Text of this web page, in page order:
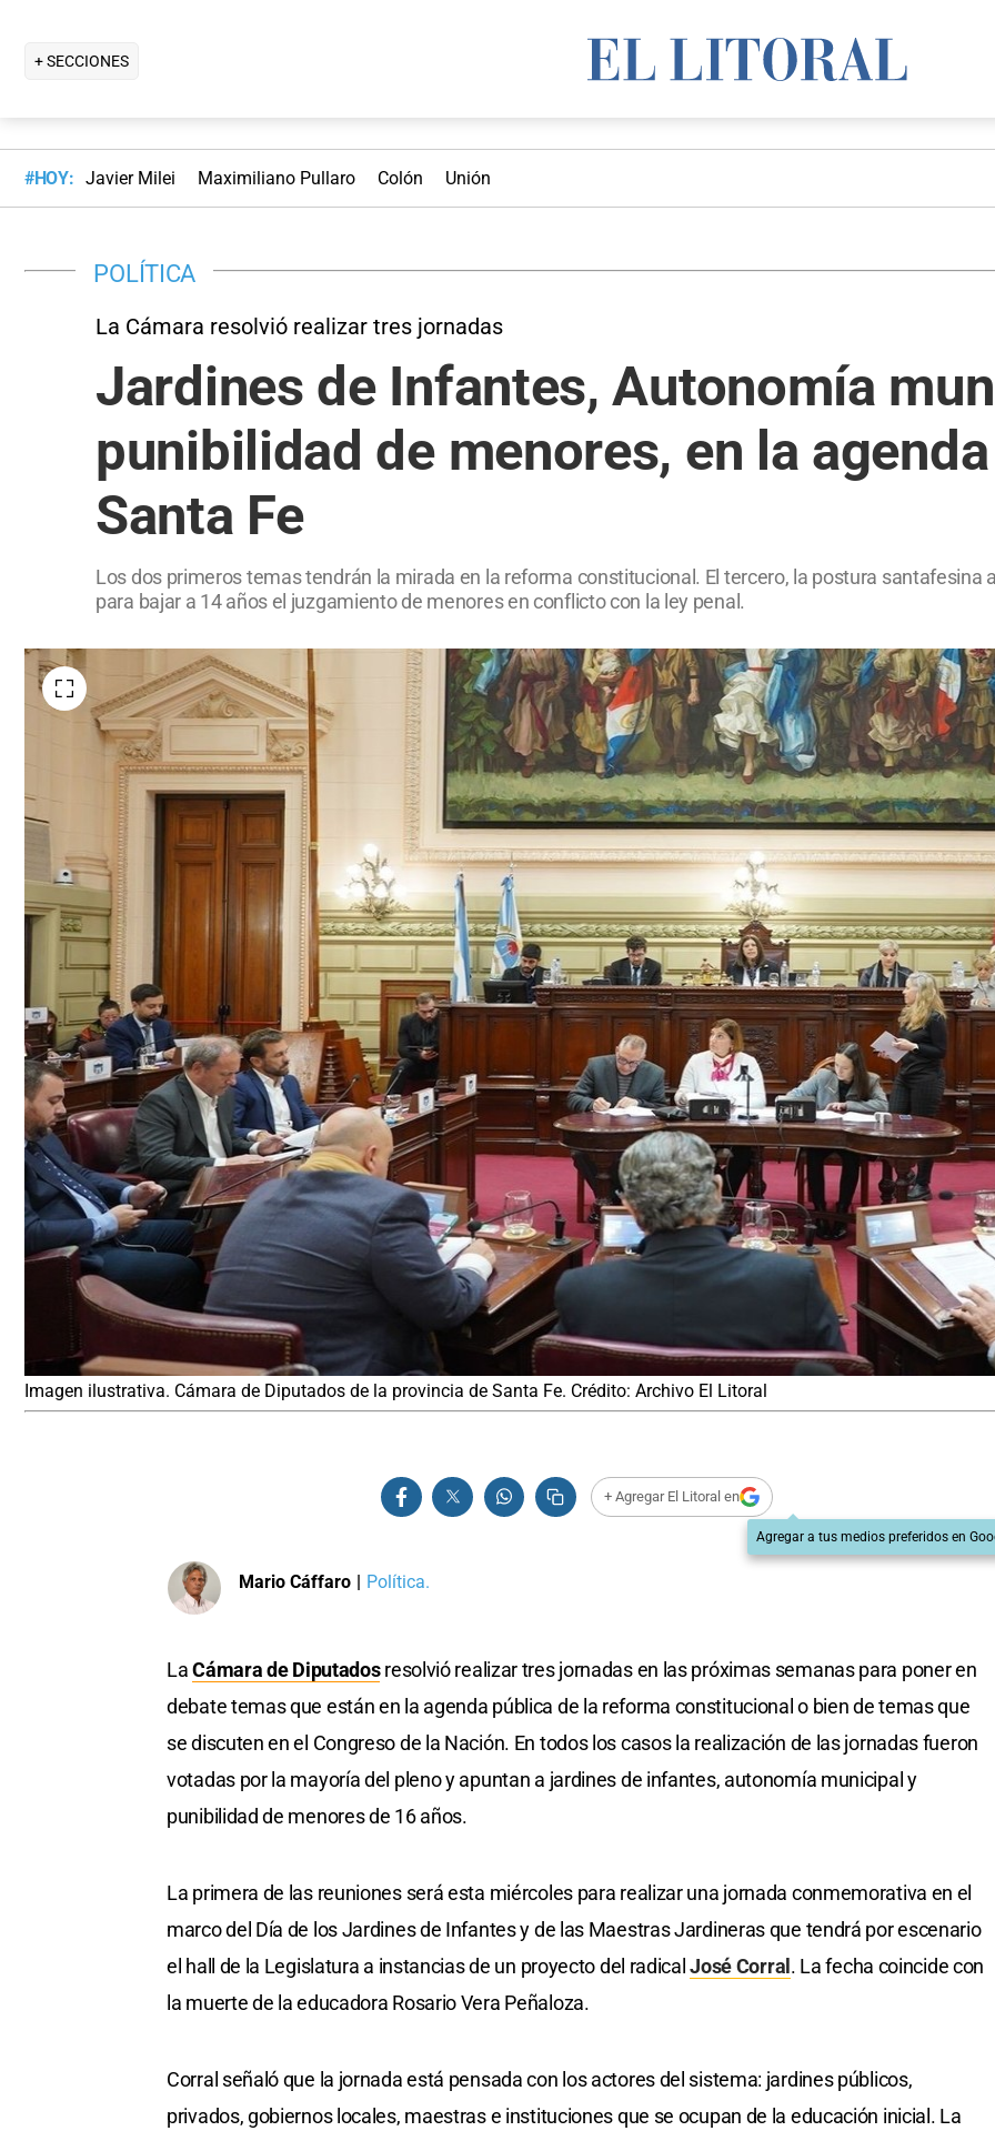
+ SECCIONES
#HOY: Javier Milei Maximiliano Pullaro Colón Unión
POLÍTICA
La Cámara resolvió realizar tres jornadas
Jardines de Infantes, Autonomía
punibilidad de menores, en la
Santa Fe
Los dos primeros temas tendrán la mirada en la reforma constitucional. El tercero, la postura santafesina
para bajar a 14 años el juzgamiento de menores en conflicto con la ley penal.
Imagen ilustrativa. Cámara de Diputados de la provincia de Santa Fe. Crédito: Archivo El Litoral
+ Agregar El Litoral en
Agregar a tus medios preferidos en
Mario Cáffaro | Política.
LaCámara de Diputadosresolvió realizar tres jornadas en las próximas semanas para poner en
debate temas que están en la agenda pública de la reforma constitucional o bien de temas que
se discuten en el Congreso de la Nación. En todos los casos la realización de las jornadas fueron
votadas por la mayoría del pleno y apuntan a jardines de infantes, autonomía municipal y
punibilidad de menores de 16 años.
La primera de las reuniones será esta miércoles para realizar una jornada conmemorativa en el
marco del Día de los Jardines de Infantes y de las Maestras Jardineras que tendrá por escenario
el hall de la Legislatura a instancias de un proyecto del radicalJosé Corral . La fecha coincide con
la muerte de la educadora Rosario Vera Peñaloza.
Corral señaló que la jornada está pensada con los actores del sistema: jardines públicos,
privados, gobiernos locales, maestras e instituciones que se ocupan de la educación inicial. La